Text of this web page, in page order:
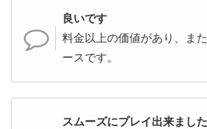
良いです
料金以上の価値があり、ま
ースです。
スムーズにプレイ出来ました